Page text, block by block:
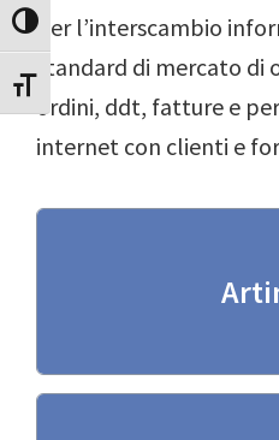
Attiva/disattiva alto contrasto
Attiva/disattiva dimensione testo
per l’interscambio
standard di mercato di
ordini, ddt, fatture e
internet con clienti e